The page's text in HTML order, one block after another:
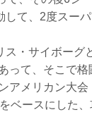
て、2度スー
・サイボーグ
って、そこで
メリカン大会
ベースにした